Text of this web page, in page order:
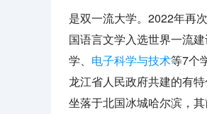
是双一流大学。2022年再
国语言文学入选世界一流建
学、 电子科学与技术等7个
龙江省人民政府共建的有
坐落于北国冰城哈尔滨，